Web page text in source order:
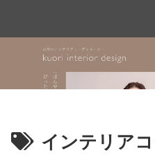
インテリア